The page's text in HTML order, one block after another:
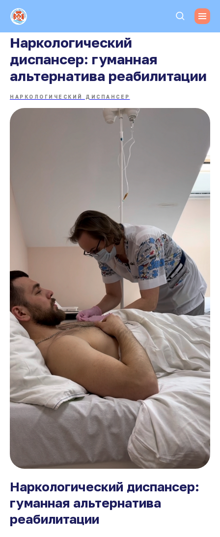
Наркологический
диспансер: гуманная
альтернатива реабилитации
НАРКОЛОГИЧЕСКИЙ ДИСПАНСЕР
Наркологический диспансер:
гуманная альтернатива
реабилитации